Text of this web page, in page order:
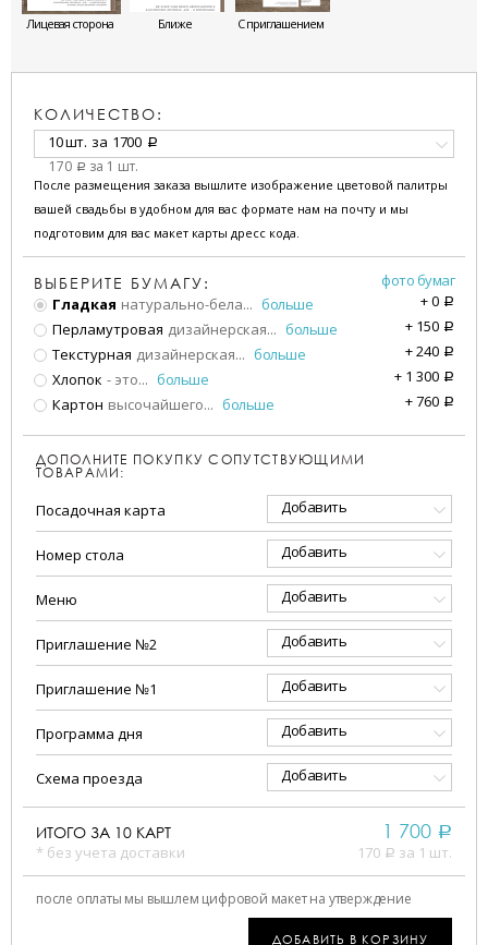
Лицевая сторона Ближе С приглашением
КОЛИЧЕСТВО:
10 шт. за 1700 a
170 a за 1 шт.
После размещения заказа вышлите изображение цветовой палитры
вашей свадьбы в удобном для вас формате нам на почту и мы
подготовим для вас макет карты дресс кода.
ВЫБЕРИТЕ БУМАГУ:
фото бумаг
Гладкая натурально-бела... больше +0 a
Перламутровая дизайнерская... больше + 150 a
Текстурная дизайнерская... больше +240 a
Хлопок - это... больше + 1 300 a
Картон высочайшего... больше +760 a
ДОПОЛНИТЕ ПОКУПКУ СОПУТСТВУЮЩИМИ
ТОВАРАМИ:
Посадочная карта Добавить
Номер стола Добавить
Меню Добавить
Приглашение №2 Добавить
Приглашение №1 Добавить
Программа дня Добавить
Схема проезда Добавить
ИТОГО ЗА 10 КАРТ
* без учета доставки
1 700 a
170 a за 1 шт.
после оплаты мы вышлем цифровой макет на утверждение
ДОБАВИТЬ В КОРЗИНУ